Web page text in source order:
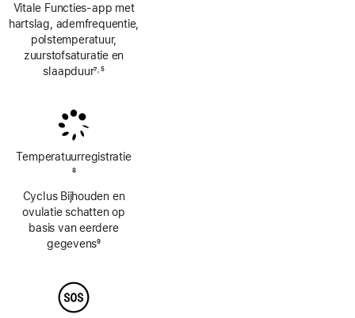
Vitale Functies-app met
hartslag, ademfrequentie,
polstemperatuur,
zuurstofsaturatie en
slaapduur7 5
Temperatuur­registratie
8
Cyclus Bijhouden en
ovulatie schatten op
basis van eerdere
gegevens9